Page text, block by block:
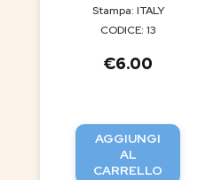
Stampa: ITALY
CODICE: 13
€6.00
AGGIUNGI
AL
CARRELLO